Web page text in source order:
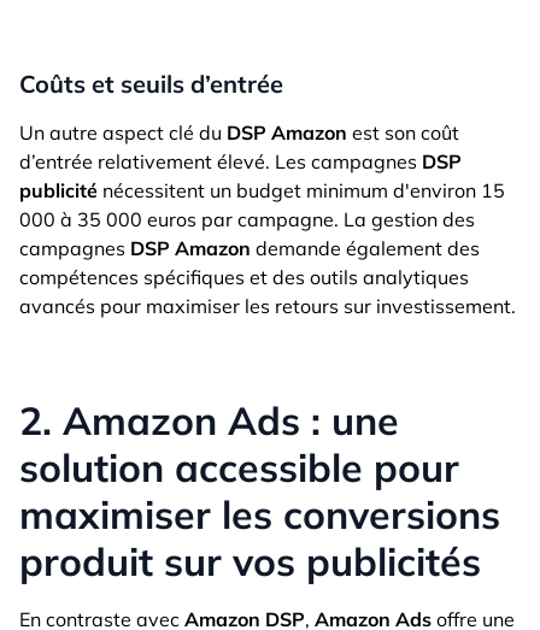
Coûts et seuils d’entrée
Un autre aspect clé du DSP Amazon est son coût
d’entrée relativement élevé. Les campagnes DSP
publicité nécessitent un budget minimum d'environ 15
000 à 35 000 euros par campagne. La gestion des
campagnes DSP Amazon demande également des
compétences spécifiques et des outils analytiques
avancés pour maximiser les retours sur investissement.
2. Amazon Ads : une
solution accessible pour
maximiser les conversions
produit sur vos publicités
En contraste avec Amazon DSP, Amazon Ads offre une